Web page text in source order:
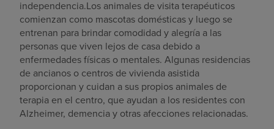
independencia.Los animales de visita terapéuticos
comienzan como mascotas domésticas y luego se
entrenan para brindar comodidad y alegría a las
personas que viven lejos de casa debido a
enfermedades físicas o mentales. Algunas residencias
de ancianos o centros de vivienda asistida
proporcionan y cuidan a sus propios animales de
terapia en el centro, que ayudan a los residentes con
Alzheimer, demencia y otras afecciones relacionadas.